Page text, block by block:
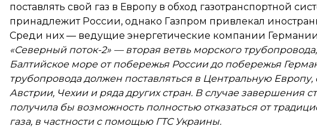
поставлять свой газ в Европу в обход газотранспортной
принадлежит России, однако Газпром привлекал
Среди них — ведущие энергетические компании
«Северный поток-2» — вторая ветвь морского
Балтийское море от побережья России до побережья
трубопровода должен поставляться в Центральную
Австрии, Чехии и ряда других стран. В случае завершения
получила бы возможность полностью отказаться от
газа, в частности с помощью ГТС Украины.